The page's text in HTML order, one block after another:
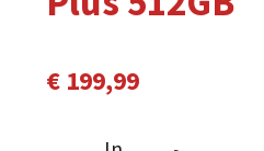
€ 199,99